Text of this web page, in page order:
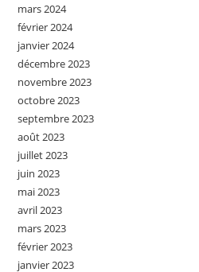
mars 2024
février 2024
janvier 2024
décembre 2023
novembre 2023
octobre 2023
septembre 2023
août 2023
juillet 2023
juin 2023
mai 2023
avril 2023
mars 2023
février 2023
janvier 2023